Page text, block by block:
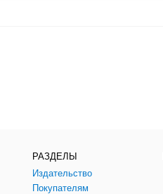
РАЗДЕЛЫ
Издательство
Покупателям